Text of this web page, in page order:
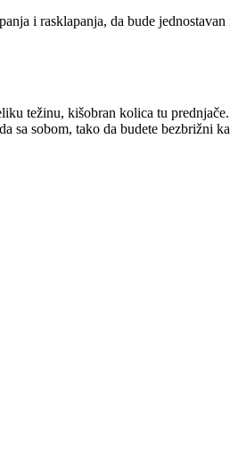
i rasklapanja, da bude
težinu, kišobran kolica tu
sobom, tako da budete bezbrižni